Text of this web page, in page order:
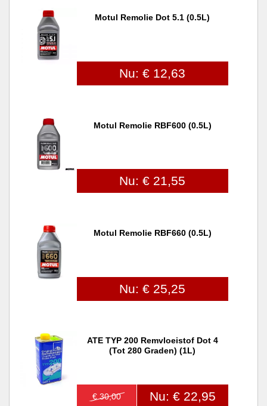
Motul Remolie Dot 5.1 (0.5L)
Nu: € 12,63
Motul Remolie RBF600 (0.5L)
Nu: € 21,55
Motul Remolie RBF660 (0.5L)
Nu: € 25,25
ATE TYP 200 Remvloeistof Dot 4
(tot 280 Graden) (1L)
€ 30,00 Nu: € 22,95